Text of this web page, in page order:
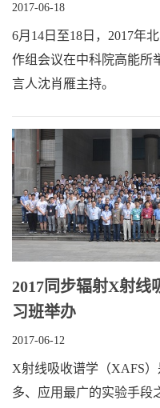
2017-06-18
6月14日至18日，2017年
作组会议在中科院高能所
言人沈肖雁主持。
2017同步辐射X射线
习班举办
2017-06-12
X射线吸收谱学（XAFS
多、应用最广的实验手段